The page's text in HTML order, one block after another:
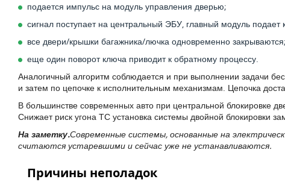
подается импульс на модуль управления дверью;
сигнал поступает на центральный ЭБУ, главный модуль
все двери/крышки багажника/лючка одновременно закрываются;
еще один поворот ключа приводит к обратному процессу.
Аналогичный алгоритм соблюдается и при выполнении задачи
и затем по цепочке к исполнительным механизмам. Цепочка
В большинстве современных авто при центральной блокировке
Снижает риск угона ТС установка системы двойной блокировки
На заметку.Современные системы, основанные на
считаются устаревшими и сейчас уже не устанавливаются.
Причины неполадок